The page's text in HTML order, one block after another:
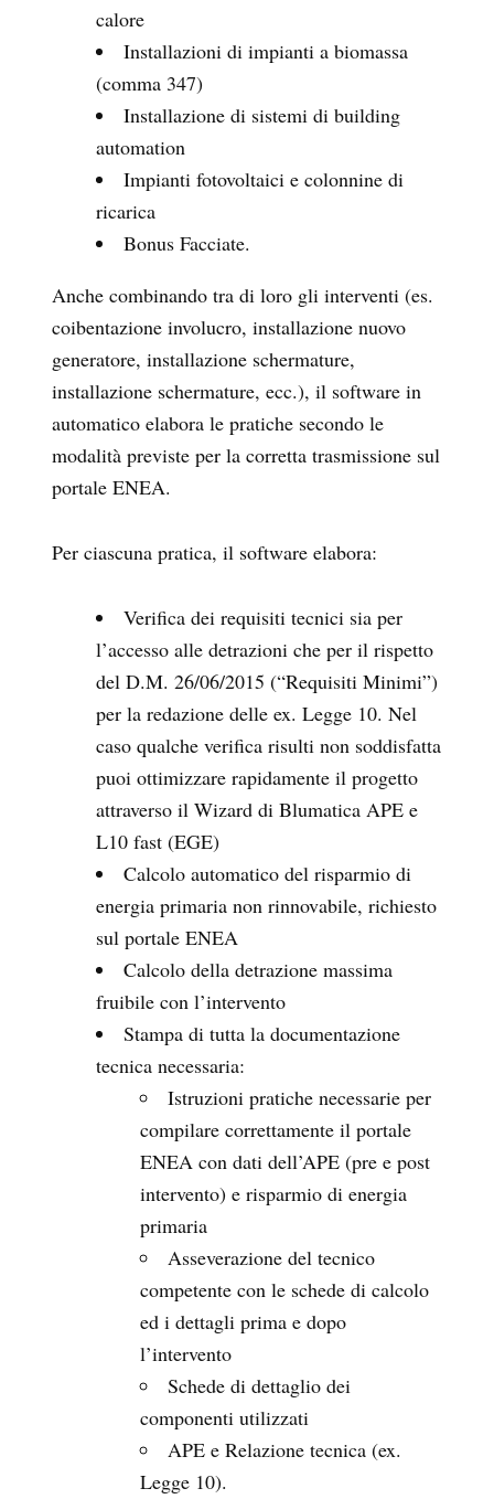
calore
Installazioni di impianti a biomassa
(comma 347)
Installazione di sistemi di building
automation
Impianti fotovoltaici e colonnine di
ricarica
Bonus Facciate.
Anche combinando tra di loro gli interventi (es.
coibentazione involucro, installazione nuovo
generatore, installazione schermature,
installazione schermature, ecc.), il software in
automatico elabora le pratiche secondo le
modalità previste per la corretta trasmissione sul
portale ENEA.
Per ciascuna pratica, il software elabora:
Verifica dei requisiti tecnici sia per
l’accesso alle detrazioni che per il rispetto
del D.M. 26/06/2015 (“Requisiti Minimi”)
per la redazione delle ex. Legge 10. Nel
caso qualche verifica risulti non soddisfatta
puoi ottimizzare rapidamente il progetto
attraverso il Wizard di Blumatica APE e
L10 fast (EGE)
Calcolo automatico del risparmio di
energia primaria non rinnovabile, richiesto
sul portale ENEA
Calcolo della detrazione massima
fruibile con l’intervento
Stampa di tutta la documentazione
tecnica necessaria:
Istruzioni pratiche necessarie per
compilare correttamente il portale
ENEA con dati dell’APE (pre e post
intervento) e risparmio di energia
primaria
Asseverazione del tecnico
competente con le schede di calcolo
ed i dettagli prima e dopo
l’intervento
Schede di dettaglio dei
componenti utilizzati
APE e Relazione tecnica (ex.
Legge 10).